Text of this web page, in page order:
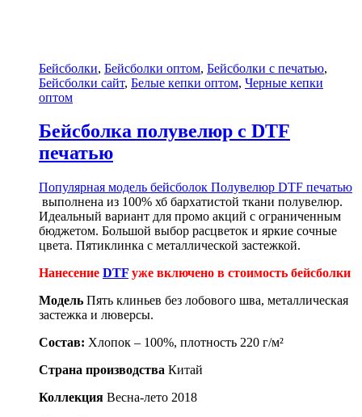
Бейсболки, Бейсболки оптом, Бейсболки с печатью,
Бейсболки сайт, Белые кепки оптом, Черные кепки
оптом
Бейсболка полувелюр с DTF
печатью
Популярная модель бейсболок Полувелюр DTF печатью
выполнена из 100% хб бархатистой ткани полувелюр.
Идеальный вариант для промо акций с ограниченным
бюджетом. Большой выбор расцветок и яркие сочные
цвета. Пятиклинка с металлической застежкой.
Нанесение DTF уже включено в стоимость бейсболки
Модель Пять клиньев без лобового шва, металлическая
застежка и люверсы.
Состав: Хлопок – 100%, плотность 220 г/м²
Страна производства Китай
Коллекция Весна-лето 2018